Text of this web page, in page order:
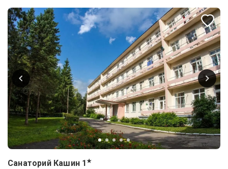
Санаторий Кашин 1★